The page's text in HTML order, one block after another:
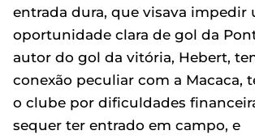
entrada dura, que visava impedir
oportunidade clara de gol da
autor do gol da vitória, Hebert,
conexão peculiar com a Macaca,
o clube por dificuldades
sequer ter entrado em campo, e